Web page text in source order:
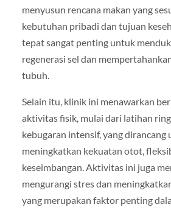
menyusun rencana makan yang
kebutuhan pribadi dan tujuan
tepat sangat penting untuk
regenerasi sel dan
tubuh.
Selain itu, klinik ini menawarkan
aktivitas fisik, mulai dari latihan
kebugaran intensif, yang dirancang
meningkatkan kekuatan otot,
keseimbangan. Aktivitas ini juga
mengurangi stres dan
yang merupakan faktor penting